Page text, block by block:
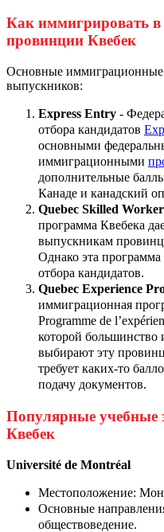
Как иммигрировать в
провинции Квебек
Основные иммиграционные
выпускников:
Express Entry -
отбора кандидатов
основными
иммиграционными
дополнительные
Канаде и канадский
Quebec Skilled
программа Квебека
выпускникам
Однако эта
отбора кандидатов.
Quebec Experience
иммиграционная
Programme de
которой большинство
выбирают эту
требует каких-то
подачу документов.
Популярные учебные
Квебек
Université de Montréal
Местоположение:
Основные
обществоведение.